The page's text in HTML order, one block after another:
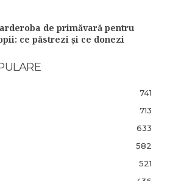
de primăvară pentru
ce păstrezi și ce donezi
741
713
633
582
521